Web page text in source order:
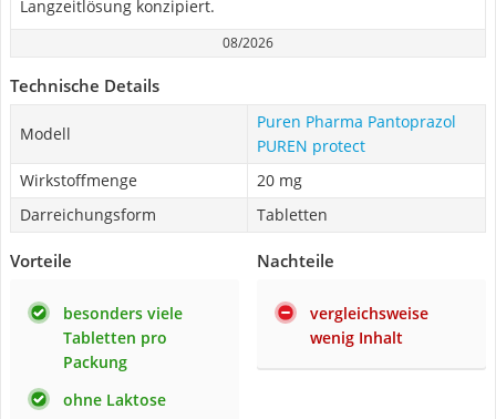
Langzeitlösung konzipiert.
08/2026
Technische Details
Modell
Puren Pharma Pantoprazol
PUREN protect
Wirkstoffmenge
20 mg
Darreichungsform
Tabletten
Vorteile
besonders viele
Tabletten pro
Packung
ohne Laktose
Nachteile
vergleichsweise
wenig Inhalt